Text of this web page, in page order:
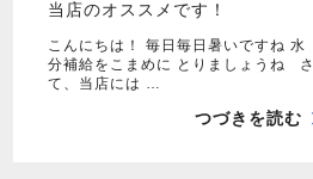
当店のオススメです！
こんにちは！ 毎日毎日暑いですね 水
分補給をこまめに とりましょうね さ
て、当店には …
つづきを読む